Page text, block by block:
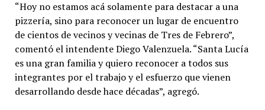
“Hoy no estamos acá solamente para destacar a una
pizzería, sino para reconocer un lugar de encuentro
de cientos de vecinos y vecinas de Tres de Febrero”,
comentó el intendente Diego Valenzuela. “Santa Lucía
es una gran familia y quiero reconocer a todos sus
integrantes por el trabajo y el esfuerzo que vienen
desarrollando desde hace décadas”, agregó.